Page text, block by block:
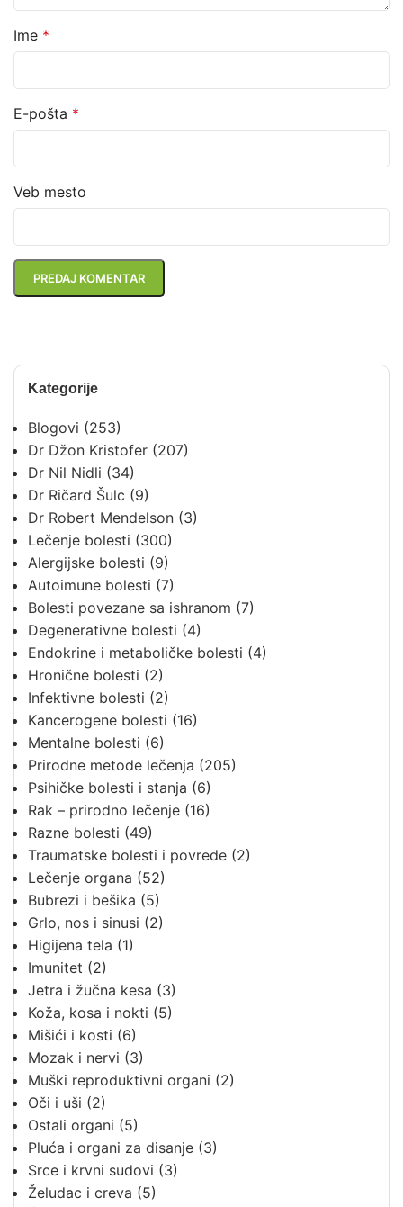
Kategorije
Blogovi (253)
Dr Džon Kristofer (207)
Dr Nil Nidli (34)
Dr Ričard Šulc (9)
Dr Robert Mendelson (3)
Lečenje bolesti (300)
Alergijske bolesti (9)
Autoimune bolesti (7)
Bolesti povezane sa ishranom (7)
Degenerativne bolesti (4)
Endokrine i metaboličke bolesti (4)
Hronične bolesti (2)
Infektivne bolesti (2)
Kancerogene bolesti (16)
Mentalne bolesti (6)
Prirodne metode lečenja (205)
Psihičke bolesti i stanja (6)
Rak – prirodno lečenje (16)
Razne bolesti (49)
Traumatske bolesti i povrede (2)
Lečenje organa (52)
Bubrezi i bešika (5)
Grlo, nos i sinusi (2)
Higijena tela (1)
Imunitet (2)
Jetra i žučna kesa (3)
Koža, kosa i nokti (5)
Mišići i kosti (6)
Mozak i nervi (3)
Muški reproduktivni organi (2)
Oči i uši (2)
Ostali organi (5)
Pluća i organi za disanje (3)
Srce i krvni sudovi (3)
Želudac i creva (5)
Ime *
E-pošta *
Veb mesto